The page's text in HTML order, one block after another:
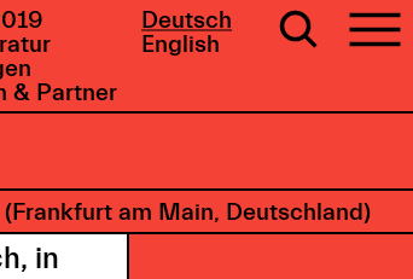
& Partner
Deutsch
English
am Main, Deutschland)
in